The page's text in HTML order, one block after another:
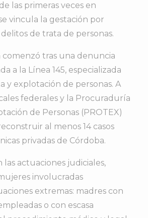
las primeras veces en
vincula la gestación por
de trata de personas.
comenzó tras una denuncia
a la Línea 145, especializada
y explotación de personas. A
federales y la Procuraduría
de Personas (PROTEX)
al menos 14 casos
privadas de Córdoba.
las actuaciones judiciales,
involucradas
extremas: madres con
o con escasa